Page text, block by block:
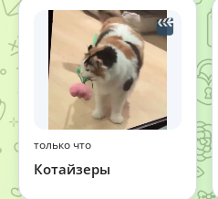
только что
Котайзеры